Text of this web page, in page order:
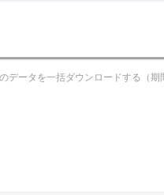
データを一括ダウンロードする（期